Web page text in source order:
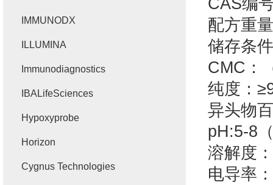
CAS编
配方重
储存条
CMC ：
纯度：≥
异头物
pH:5-8
溶解度
电导率：
IMMUNODX
ILLUMINA
Immunodiagnostics
IBALifeSciences
Hypoxyprobe
Horizon
Cygnus Technologies